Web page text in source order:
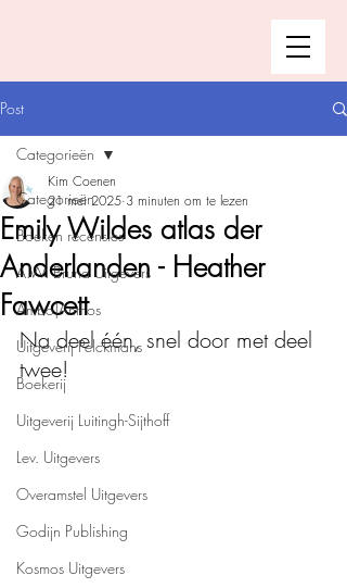
Post
Categorieën
Boeken recensies
A.W. Bruna Uitgevers
Ambo|Anthos
Uitgeverij Pelckmans
Boekerij
Uitgeverij Luitingh-Sijthoff
Lev. Uitgevers
Overamstel Uitgevers
Godijn Publishing
Kosmos Uitgevers
Categorieën
Emily Wildes atlas der
Anderlanden - Heather
Fawcett
Kim Coenen
21 mei 2025 3 minuten om te lezen
Na deel één, snel door met deel
twee!